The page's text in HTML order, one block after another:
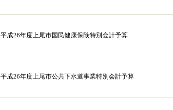
平成26年度上尾市国民健康保険特別会計予算
平成26年度上尾市公共下水道事業特別会計予算